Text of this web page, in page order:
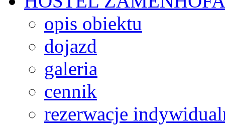
opis obiektu
dojazd
galeria
cennik
rezerwacje